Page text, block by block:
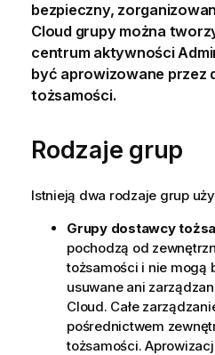
bezpieczny,
Cloudgrupy można
centrum aktywności
być aprowizowane przez
tożsamości.
Rodzaje grup
Istnieją dwa rodzaje grup
Grupy dostawcy
pochodzą od
tożsamości i nie mogą
usuwane ani
Cloud. Całe
pośrednictwem
tożsamości.